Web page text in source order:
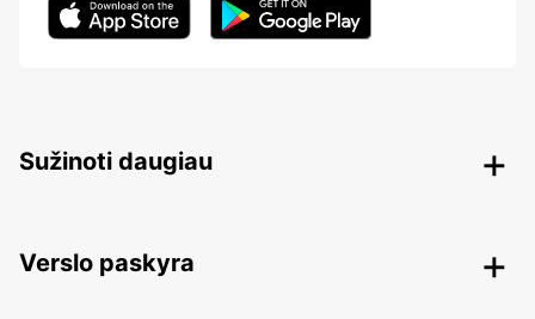
Sužinoti daugiau
Verslo paskyra